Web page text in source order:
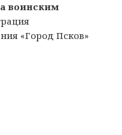
воинским
«Город Псков»